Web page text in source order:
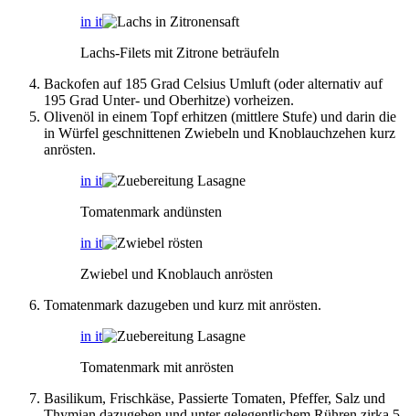
in it
Lachs-Filets mit Zitrone beträufeln
Backofen auf 185 Grad Celsius Umluft (oder alternativ auf
195 Grad Unter- und Oberhitze) vorheizen.
Olivenöl in einem Topf erhitzen (mittlere Stufe) und darin die
in Würfel geschnittenen Zwiebeln und Knoblauchzehen kurz
anrösten.
in it
Tomatenmark andünsten
in it
Zwiebel und Knoblauch anrösten
Tomatenmark dazugeben und kurz mit anrösten.
in it
Tomatenmark mit anrösten
Basilikum, Frischkäse, Passierte Tomaten, Pfeffer, Salz und